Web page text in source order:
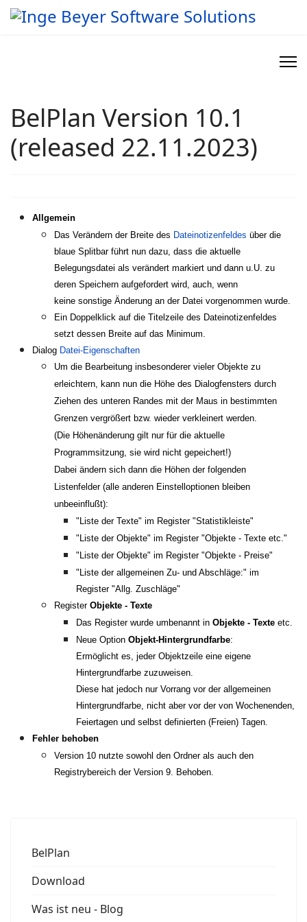
BelPlan Version 10.1
(released 22.11.2023)
Allgemein
Das Verändern der Breite des Dateinotizenfeldes über die
blaue Splitbar führt nun dazu, dass die aktuelle
Belegungsdatei als verändert markiert und dann u.U. zu
deren Speichern aufgefordert wird, auch, wenn
keine sonstige Änderung an der Datei vorgenommen wurde.
Ein Doppelklick auf die Titelzeile des Dateinotizenfeldes
setzt dessen Breite auf das Minimum.
Dialog Datei-Eigenschaften
Um die Bearbeitung insbesonderer vieler Objekte zu
erleichtern, kann nun die Höhe des Dialogfensters durch
Ziehen des unteren Randes mit der Maus in bestimmten
Grenzen vergrößert bzw. wieder verkleinert werden.
(Die Höhenänderung gilt nur für die aktuelle
Programmsitzung, sie wird nicht gepeichert!)
Dabei ändern sich dann die Höhen der folgenden
Listenfelder (alle anderen Einstelloptionen bleiben
unbeeinflußt):
"Liste der Texte" im Register "Statistikleiste"
"Liste der Objekte" im Register "Objekte - Texte etc."
"Liste der Objekte" im Register "Objekte - Preise"
"Liste der allgemeinen Zu- und Abschläge:" im
Register "Allg. Zuschläge"
Register Objekte - Texte
Das Register wurde umbenannt in Objekte - Texte etc.
Neue Option Objekt-Hintergrundfarbe:
Ermöglicht es, jeder Objektzeile eine eigene
Hintergrundfarbe zuzuweisen.
Diese hat jedoch nur Vorrang vor der allgemeinen
Hintergrundfarbe, nicht aber vor der von Wochenenden,
Feiertagen und selbst definierten (Freien) Tagen.
Fehler behoben
Version 10 nutzte sowohl den Ordner als auch den
Registrybereich der Version 9. Behoben.
BelPlan
Download
Was ist neu - Blog